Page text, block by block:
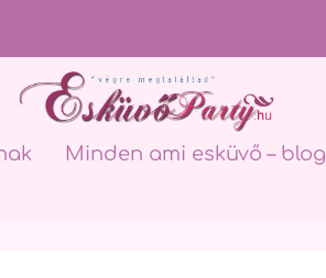
Minden ami esküvő – blog